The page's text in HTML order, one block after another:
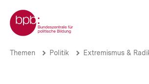
zum
Seiteninhalt
springen
Zur Startseite der bpb
Protokolle
Brotkrümelnavigation
Pfadnavigation
Themen Politik Extremismus &